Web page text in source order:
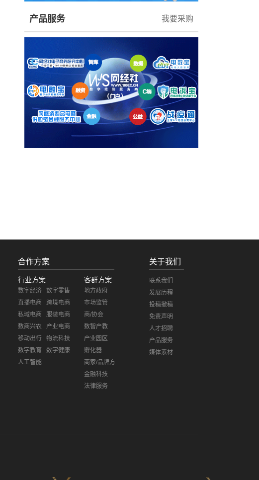
产品服务 我要采购
合作方案
行业方案
数字经济
数字零售
直播电商
跨境电商
私域电商
服装电商
数商兴农
产业电商
移动出行
物流科技
数字教育
数字健康
人工智能
客群方案
地方政府
市场监管
商/协会
数智产教
产业园区
孵化器
商家/品牌方
金融科技
法律服务
关于我们
联系我们
发展历程
投稿撤稿
免责声明
人才招聘
产品服务
媒体素材